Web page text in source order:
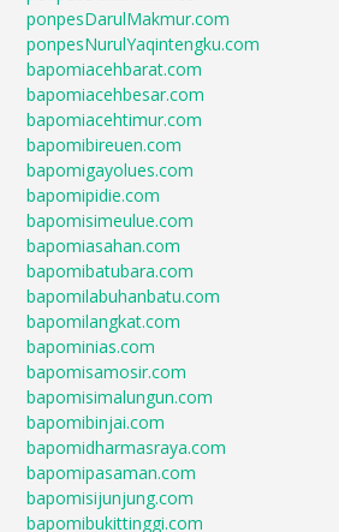
ponpesDarulMakmur.com
ponpesNurulYaqintengku.com
bapomiacehbarat.com
bapomiacehbesar.com
bapomiacehtimur.com
bapomibireuen.com
bapomigayolues.com
bapomipidie.com
bapomisimeulue.com
bapomiasahan.com
bapomibatubara.com
bapomilabuhanbatu.com
bapomilangkat.com
bapominias.com
bapomisamosir.com
bapomisimalungun.com
bapomibinjai.com
bapomidharmasraya.com
bapomipasaman.com
bapomisijunjung.com
bapomibukittinggi.com